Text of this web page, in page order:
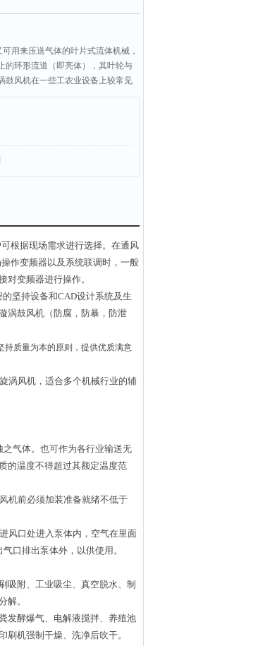
用来压送气体的叶片式流体机械，
的环形流道（即亮体），其叶轮与
鼓风机在一些工农业设备上较常见
机"，由于工况不同所需要的漩涡风
技术专员。
根据现场需求进行选择。在通风
作变频器以及系统联调时，一般
变频器进行操作。
坚持设备和CAD设计系统及生
涡鼓风机（防腐，防暴，防泄
持质量为本的原则，提供优质满意
涡风机，适合多个机械行业的辅
气体。也可作为各行业输送无
的温度不得超过其额定温度范
机前必须加装准备就绪不低于
风口处进入泵体内，空气在里面
口排出泵体外，以供使用。
吸附、工业吸尘、真空脱水、制
分解。
发酵爆气、电解液搅拌、养殖池
机强制干燥、洗净后吹干。